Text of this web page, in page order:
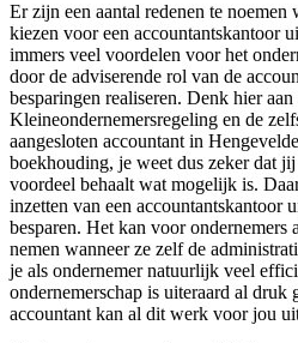
Er zijn een aantal redenen te
kiezen voor een accountantskantoor
immers veel voordelen voor het
door de adviserende rol van de
besparingen realiseren. Denk hier
Kleineondernemersregeling en de
aangesloten accountant in
boekhouding, je weet dus zeker dat
voordeel behaalt wat mogelijk is.
inzetten van een accountantskantoor
besparen. Het kan voor ondernemers
nemen wanneer ze zelf de
je als ondernemer natuurlijk veel
ondernemerschap is uiteraard al druk
accountant kan al dit werk voor jou